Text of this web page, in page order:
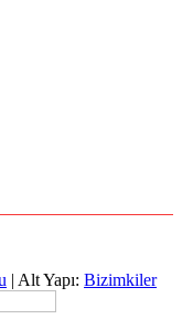
| Alt Yapı: Bizimkiler